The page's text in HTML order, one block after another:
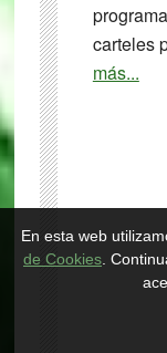
carteles
más...
de
de
En esta web
de Cookies.